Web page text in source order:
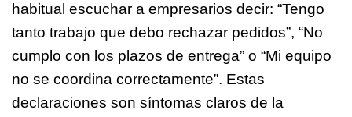
habitual escuchar a empresarios decir: “Tengo
tanto trabajo que debo rechazar pedidos”, “No
cumplo con los plazos de entrega” o “Mi equipo
no se coordina correctamente”. Estas
declaraciones son síntomas claros de la